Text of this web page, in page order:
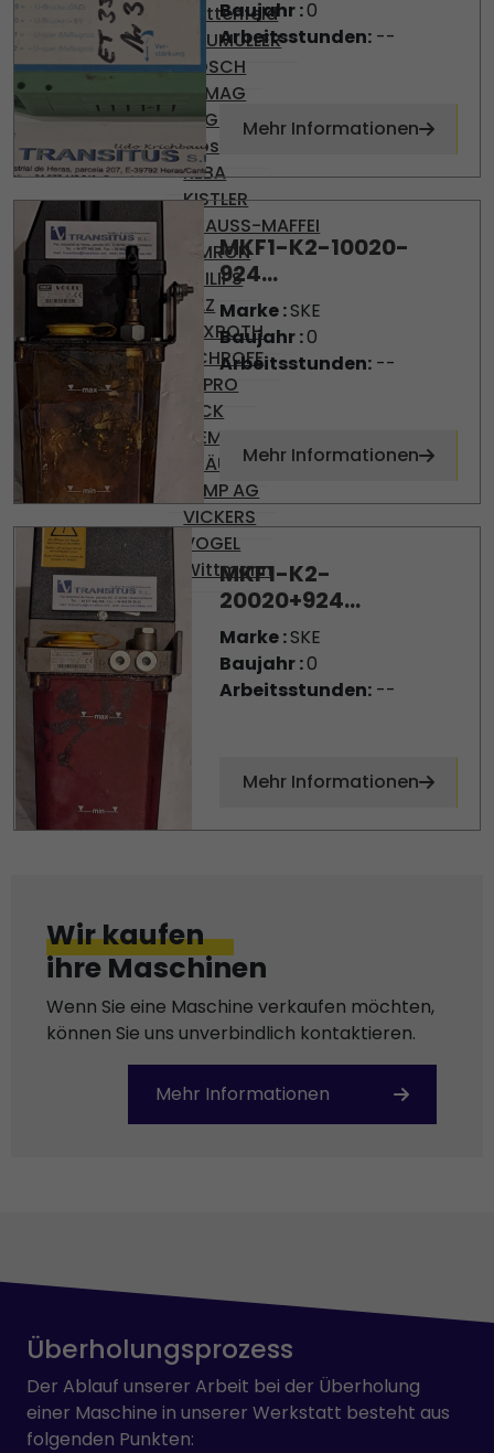
Battenfeld
BAUMULLER
BOSCH
DEMAG
ENGEL
Gossen
KEBA
KISTLER
KRAUSS-MAFFEI
OMRON
PHILIPS
PILZ
REXROTH
SCHROFF
SEPRO
SICK
SIEMENS
STÄUBLI
TEMP AG
VICKERS
VOGEL
Wittmann
Baujahr :0
Arbeitsstunden:--
Mehr Informationen
MKF1-K2-10020-
924...
Marke :SKE
Baujahr :0
Arbeitsstunden:--
Mehr Informationen
MKF1-K2-
20020+924...
Marke :SKE
Baujahr :0
Arbeitsstunden:--
Mehr Informationen
Wir kaufen
ihre Maschinen
Wenn Sie eine Maschine verkaufen möchten,
können Sie uns unverbindlich kontaktieren.
Mehr Informationen
Überholungsprozess
Der Ablauf unserer Arbeit bei der Überholung
einer Maschine in unserer Werkstatt besteht aus
folgenden Punkten: